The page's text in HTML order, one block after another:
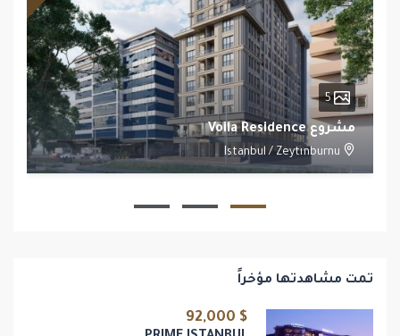
5
مشروع Voila Residence
Istanbul / Zeytınburnu
تمت مشاهدتها مؤخراً
$ 92,000